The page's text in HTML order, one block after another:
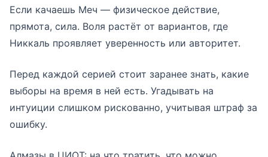
Если качаешь Меч — физическое действие,
прямота, сила. Воля растёт от вариантов, где
Никкаль проявляет уверенность или авторитет.
Перед каждой серией стоит заранее знать, какие
выборы на время в ней есть. Угадывать на
интуиции слишком рискованно, учитывая штраф за
ошибку.